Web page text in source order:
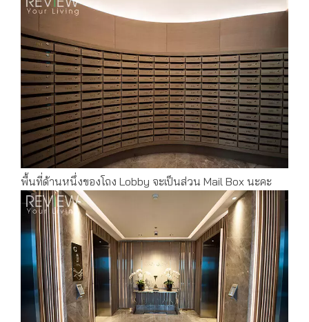
พื้นที่ด้านหนึ่งของโถง Lobby จะเป็นส่วน Mail Box นะคะ